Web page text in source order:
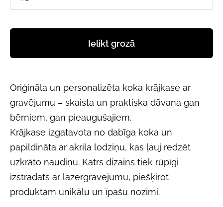
Ielikt grozā
Oriģināla un personalizēta koka krājkase ar
gravējumu – skaista un praktiska dāvana gan
bērniem, gan pieaugušajiem.
Krājkase izgatavota no dabīga koka un
papildināta ar akrila lodziņu, kas ļauj redzēt
uzkrāto naudiņu. Katrs dizains tiek rūpīgi
izstrādāts ar lāzergravējumu, piešķirot
produktam unikālu un īpašu nozīmi.